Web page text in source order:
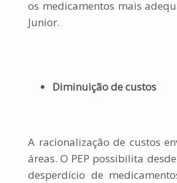
os medicamentos mais
Junior.
Diminuição de custos
A racionalização de custos
áreas. O PEP possibilita
desperdício de